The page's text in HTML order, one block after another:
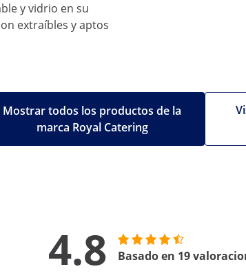
y vidrio en su
extraíbles y aptos
Mostrar todos los productos de la
marca Royal Catering
4.8 Basado en 19